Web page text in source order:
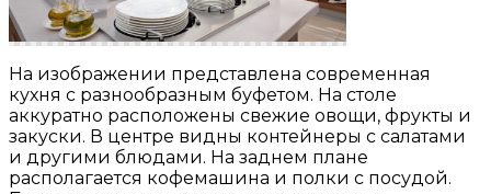
На изображении представлена современная
кухня с разнообразным буфетом. На столе
аккуратно расположены свежие овощи, фрукты и
закуски. В центре видны контейнеры с салатами
и другими блюдами. На заднем плане
располагается кофемашина и полки с посудой.